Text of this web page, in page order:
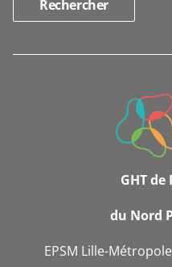
GHT
du Nord
EPSM Lille-